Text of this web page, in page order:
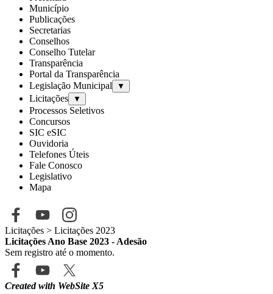
Município
Publicações
Secretarias
Conselhos
Conselho Tutelar
Transparência
Portal da Transparência
Legislação Municipal
▼
Licitações ▼
Processos Seletivos
Concursos
SIC eSIC
Ouvidoria
Telefones Úteis
Fale Conosco
Legislativo
Mapa
Licitações > Licitações 2023
Licitações Ano Base 2023 - Adesão
Sem registro até o momento.
Created with WebSite X5